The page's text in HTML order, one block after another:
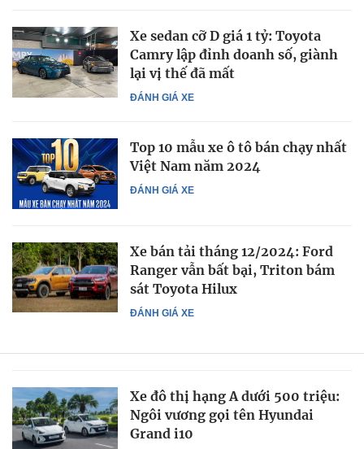
ĐÁNH GIÁ XE
Xe sedan cỡ D giá 1 tỷ: Toyota
Camry lập đỉnh doanh số, giành
lại vị thế đã mất
ĐÁNH GIÁ XE
Top 10 mẫu xe ô tô bán chạy nhất
Việt Nam năm 2024
ĐÁNH GIÁ XE
Xe bán tải tháng 12/2024: Ford
Ranger vẫn bất bại, Triton bám
sát Toyota Hilux
Xe đô thị hạng A dưới 500 triệu:
Ngôi vương gọi tên Hyundai
Grand i10